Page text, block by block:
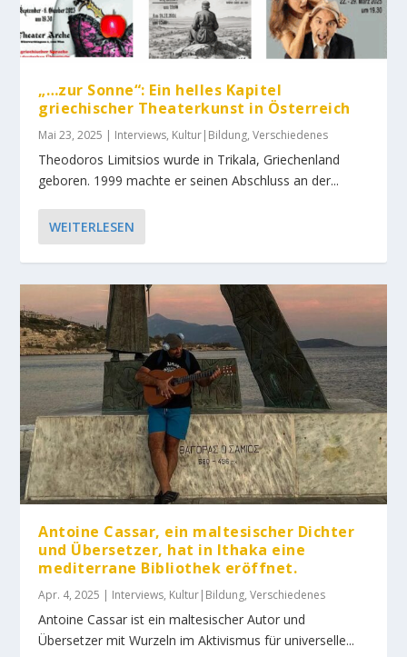
„…zur Sonne“: Ein helles Kapitel
griechischer Theaterkunst in Österreich
Mai 23, 2025 | Interviews, Kultur|Bildung,Verschiedenes
Theodoros Limitsios wurde in Trikala, Griechenland
geboren. 1999 machte er seinen Abschluss an der...
WEITERLESEN
Antoine Cassar, ein maltesischer Dichter
und Übersetzer, hat in Ithaka eine
mediterrane Bibliothek eröffnet.
Apr. 4, 2025 | Interviews, Kultur|Bildung,Verschiedenes
Antoine Cassar ist ein maltesischer Autor und
Übersetzer mit Wurzeln im Aktivismus für universelle...